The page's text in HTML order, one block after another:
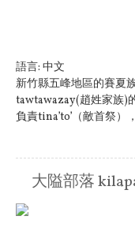
語言: 中文
新竹縣五峰地區的賽夏
tawtawazay(趙姓家族)
負責tina’to’（敵首祭）
大隘部落